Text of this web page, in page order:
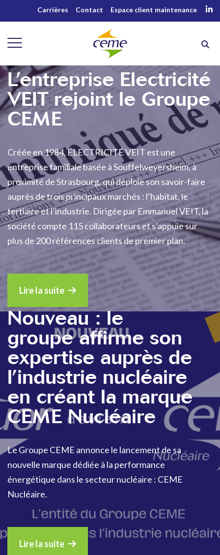
Carrières Contact Espace client maintenance
L’entreprise Electricité
VEIT rejoint le Groupe
CEME
Créée en 1984, ÉLECTRICITÉ VEIT est une
entreprise familiale basée à Souffelweyersheim, à
proximité de Strasbourg, qui déploie son savoir-faire
auprès de trois principaux marchés : l’habitat, le
tertiaire et l’industrie. Dirigée par Emmanuel VEIT, la
société compte 115 collaborateurs et s’appuie sur
plus de 200 références clients de premier plan.
Lire la suite
Nouveau : le
groupe affirme son
expertise auprès de
l’industrie nucléaire
en créant la marque
CEME Nucléaire
Le Groupe CEME annonce le lancement de sa
nouvelle marque dédiée à la performance
énergétique dans le secteur nucléaire : CEME
Nucléaire.
Lire la suite